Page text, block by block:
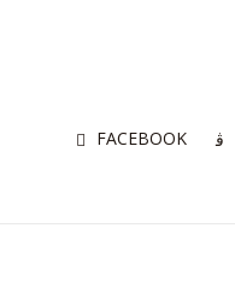
FACEBOOK